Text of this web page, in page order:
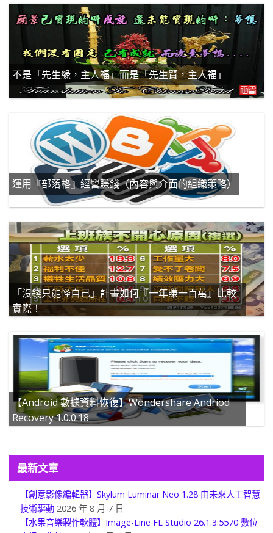
不是「先生緣，主人福」而是「先生賢，主人福」
運用『部落格』經營賺錢（內容與介面的組織策略）
「沒錢只能怪自己」計畫如何『一年賺一百萬』比較
實際！
【Android 數據資料恢復】Wondershare Andriod
Recovery 1.0.0.18
最新文章
【創意影像編輯器】Skylum Luminar Neo 1.28 由未來人工智慧
技術驅動 2026 年 8 月 7 日
【水果音樂製作軟體】Image-Line FL Studio 26.1.3.5570 數位
音訊工作站 2026 年 8 月 5 日